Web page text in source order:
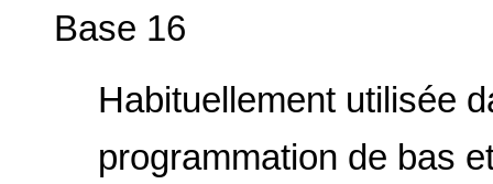
Base 16
Habituellement utilisée
programmation de bas